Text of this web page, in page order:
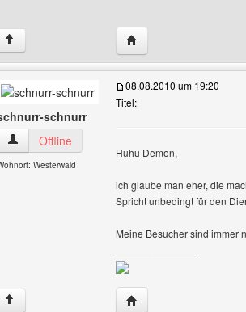
↑ Website dieses
schnurr
schnurr-schnurr Benutzer-Profile anzeigen
Offline
Westerwald
08.08.2010 um 19:20
Titel:
Huhu Demon,
ich glaube man eher, die
Spricht unbedingt für den
Meine Besucher sind immer
↑ Website dieses